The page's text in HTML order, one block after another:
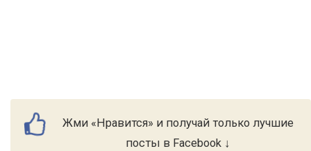
Жми «Нравится» и получай только лучшие
посты в Facebook ↓